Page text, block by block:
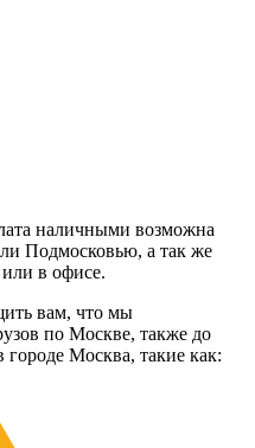
наличными возможна
Подмосковью, а так же
в офисе.
вам, что мы
по Москве, также до
Москва, такие как: